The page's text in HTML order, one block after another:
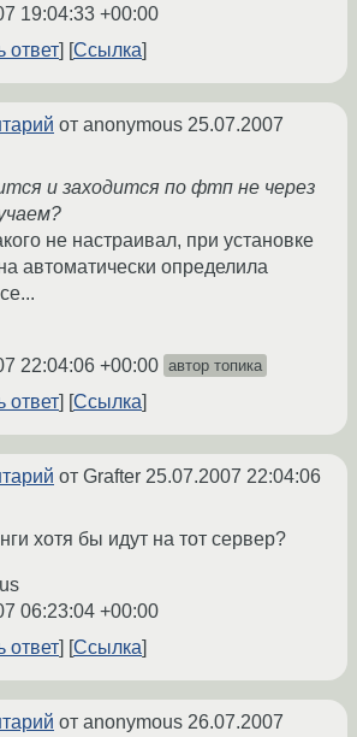
19:04:33 +00:00
ответ
Ссылка
от anonymous 25.07.2007
и заходится по фтп не через
не настраивал, при установке
автоматически определила
22:04:06 +00:00 автор топика
ответ Ссылка
от Grafter 25.07.2007 22:04:06
хотя бы идут на тот сервер?
06:23:04 +00:00
ответ
Ссылка
от anonymous 26.07.2007